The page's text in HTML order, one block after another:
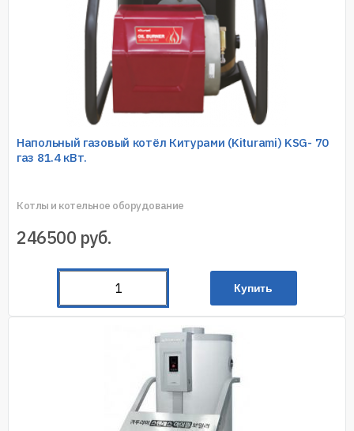
Напольный газовый котёл Китурами (Kiturami) KSG- 70
газ 81.4 кВт.
Котлы и котельное оборудование
246500 руб.
Купить